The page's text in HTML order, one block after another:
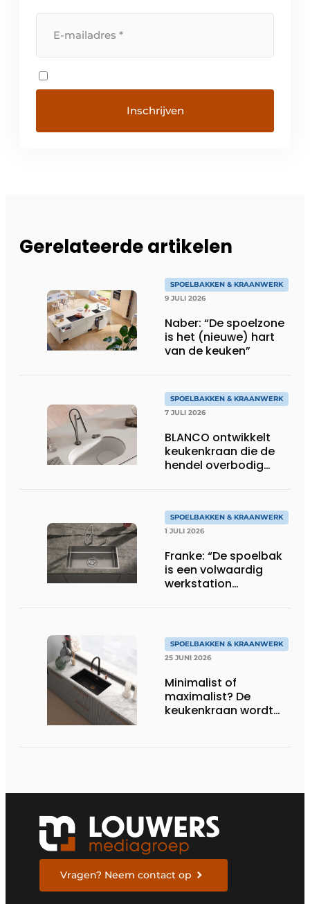
Gerelateerde artikelen
SPOELBAKKEN & KRAANWERK
9 JULI 2026
Naber: “De spoelzone
is het (nieuwe) hart
van de keuken”
SPOELBAKKEN & KRAANWERK
7 JULI 2026
BLANCO ontwikkelt
keukenkraan die de
hendel overbodig
SPOELBAKKEN & KRAANWERK
1 JULI 2026
Franke: “De spoelbak
is een volwaardig
werkstation
SPOELBAKKEN & KRAANWERK
25 JUNI 2026
Minimalist of
maximalist? De
keukenkraan wordt
Vragen? Neem contact op